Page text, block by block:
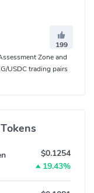
199
Zone and
USDC trading pairs
$0.1254
19.43%